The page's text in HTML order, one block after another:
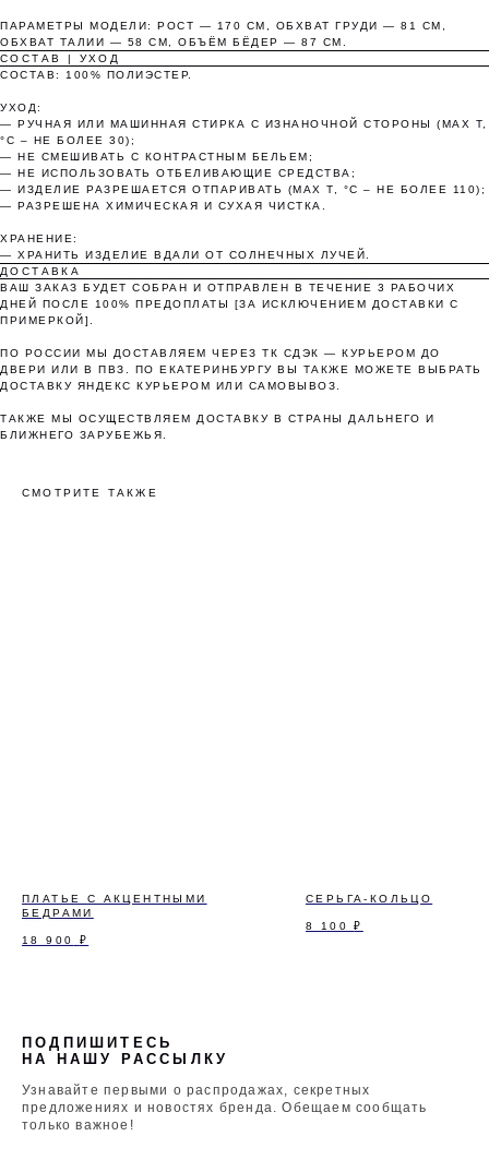
ПАРАМЕТРЫ МОДЕЛИ: РОСТ — 170 СМ, ОБХВАТ ГРУДИ — 81 СМ,
ОБХВАТ ТАЛИИ — 58 СМ, ОБЪЁМ БЁДЕР — 87 СМ.
СОСТАВ | УХОД
СОСТАВ: 100% ПОЛИЭСТЕР.
УХОД:
— РУЧНАЯ ИЛИ МАШИННАЯ СТИРКА С ИЗНАНОЧНОЙ СТОРОНЫ (MAX T,
°C – НЕ БОЛЕЕ 30);
— НЕ СМЕШИВАТЬ С КОНТРАСТНЫМ БЕЛЬЕМ;
— НЕ ИСПОЛЬЗОВАТЬ ОТБЕЛИВАЮЩИЕ СРЕДСТВА;
— ИЗДЕЛИЕ РАЗРЕШАЕТСЯ ОТПАРИВАТЬ (MAX T, °C – НЕ БОЛЕЕ 110);
— РАЗРЕШЕНА ХИМИЧЕСКАЯ И СУХАЯ ЧИСТКА.
ХРАНЕНИЕ:
— ХРАНИТЬ ИЗДЕЛИЕ ВДАЛИ ОТ СОЛНЕЧНЫХ ЛУЧЕЙ.
ДОСТАВКА
ВАШ ЗАКАЗ БУДЕТ СОБРАН И ОТПРАВЛЕН В ТЕЧЕНИЕ 3 РАБОЧИХ
ДНЕЙ ПОСЛЕ 100% ПРЕДОПЛАТЫ [ЗА ИСКЛЮЧЕНИЕМ ДОСТАВКИ С
ПРИМЕРКОЙ].
ПО РОССИИ МЫ ДОСТАВЛЯЕМ ЧЕРЕЗ ТК СДЭК — КУРЬЕРОМ ДО
ДВЕРИ ИЛИ В ПВЗ. ПО ЕКАТЕРИНБУРГУ ВЫ ТАКЖЕ МОЖЕТЕ ВЫБРАТЬ
ДОСТАВКУ ЯНДЕКС КУРЬЕРОМ ИЛИ САМОВЫВОЗ.
ТАКЖЕ МЫ ОСУЩЕСТВЛЯЕМ ДОСТАВКУ В СТРАНЫ ДАЛЬНЕГО И
БЛИЖНЕГО ЗАРУБЕЖЬЯ.
СМОТРИТЕ ТАКЖЕ
ПЛАТЬЕ С АКЦЕНТНЫМИ
БЕДРАМИ
18 900 ₽
СЕРЬГА-КОЛЬЦО
8 100 ₽
ПОДПИШИТЕСЬ
НА НАШУ РАССЫЛКУ
Узнавайте первыми о распродажах, секретных
предложениях и новостях бренда. Обещаем сообщать
только важное!